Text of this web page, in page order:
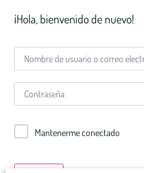
¡Hola, bienvenido de nuevo!
Mantenerme conectado